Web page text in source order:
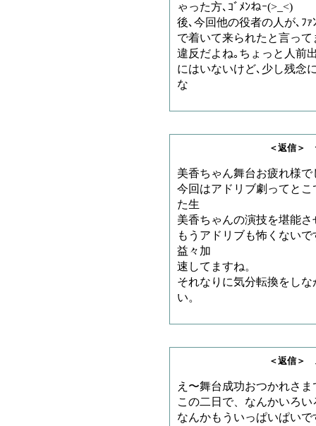
ゃった方､ｺﾞﾒﾝねｰ(>_<)
後､今回他の役者の人が､ﾌ
で着いて来られたと言っ
違反だよね｡ちょっと人前
にはいないけど､少し残念
な
＜返信＞ テツさ
美香ちゃん舞台お疲れ様
今回はアドリブ劇ってと
た生
美香ちゃんの演技を堪能
もうアドリブも怖くない
益々加
速してますね。
それなりに気分転換をし
い。
＜返信＞ スペツナ
え〜舞台成功おつかれさ
この二日で、なんかいろ
なんかもういっぱいぱい